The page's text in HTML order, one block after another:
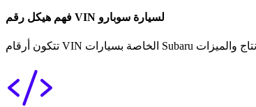
فهم هيكل رقم VIN لسيارة سوبارو